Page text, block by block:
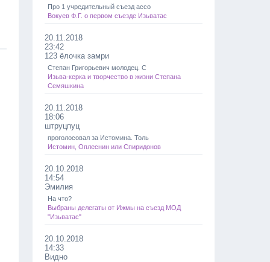
Про 1 учредительный съезд ассо
Вокуев Ф.Г. о первом съезде Изьватас
20.11.2018
23:42
123 ёлочка замри
Степан Григорьевич молодец. С
Изьва-керка и творчество в жизни Степана
Семяшкина
20.11.2018
18:06
штруцпуц
проголосовал за Истомина. Толь
Истомин, Оплеснин или Спиридонов
20.10.2018
14:54
Эмилия
На что?
Выбраны делегаты от Ижмы на съезд МОД
"Изьватас"
20.10.2018
14:33
Видно